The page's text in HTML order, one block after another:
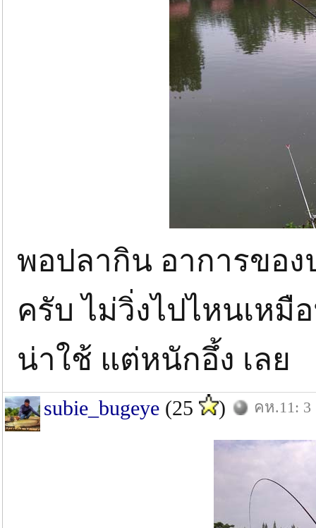
พอปลากิน อาการขอ
ครับ ไม่วิ่งไปไหนเหมื
น่าใช้ แต่หนักอึ้ง เลย
subie_bugeye (25 ) คห.11: 3